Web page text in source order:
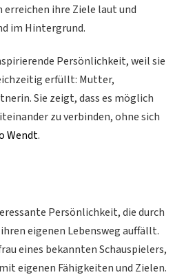
erreichen ihre Ziele laut und
im Hintergrund.
Persönlichkeit, weil sie
erfüllt: Mutter,
Sie zeigt, dass es möglich
zu verbinden, ohne sich
Wendt.
Persönlichkeit, die durch
eigenen Lebensweg auffällt.
eines bekannten Schauspielers,
eigenen Fähigkeiten und Zielen.